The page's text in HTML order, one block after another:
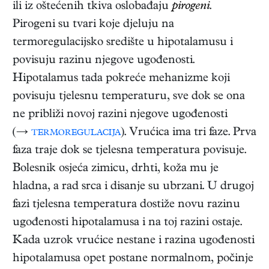
ili iz oštećenih tkiva oslobađajupirogeni.
Pirogeni su tvari koje djeluju na
termoregulacijsko središte u hipotalamusu i
povisuju razinu njegove ugođenosti.
Hipotalamus tada pokreće mehanizme koji
povisuju tjelesnu temperaturu, sve dok se ona
ne približi novoj razini njegove ugođenosti
(→ termoregulacija). Vrućica ima tri faze. Prva
faza traje dok se tjelesna temperatura povisuje.
Bolesnik osjeća zimicu, drhti, koža mu je
hladna, a rad srca i disanje su ubrzani. U drugoj
fazi tjelesna temperatura dostiže novu razinu
ugođenosti hipotalamusa i na toj razini ostaje.
Kada uzrok vrućice nestane i razina ugođenosti
hipotalamusa opet postane normalnom, počinje